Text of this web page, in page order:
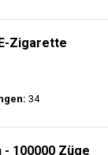
Zigarette
34
- 100000 Züge